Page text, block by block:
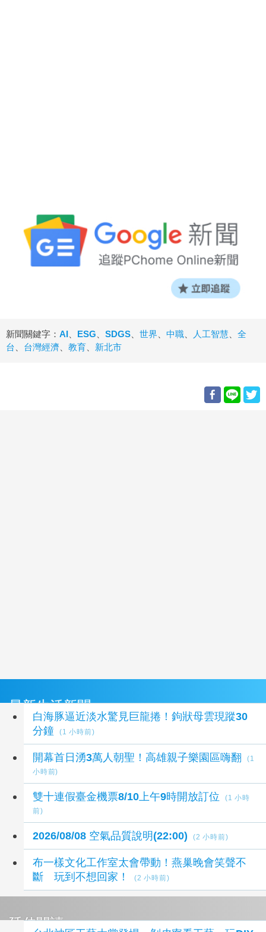
新聞關鍵字： AI ESG SDGS 世界 中職 人工智慧
全
台
台灣經濟 教育 新北市
最新生活新聞
白海豚逼近淡水驚見巨龍捲！鉤狀母雲現蹤30
分鐘
(1 小時前)
開幕首日湧3萬人朝聖！高雄親子樂園區嗨翻
(1
小時前)
雙十連假臺金機票8/10上午9時開放訂位
(1 小時
前)
2026/08/08 空氣品質說明(22:00) (2 小時前)
布一樣文化工作室太會帶動！燕巢晚會笑聲不
斷 玩到不想回家！
(2 小時前)
延伸閱讀